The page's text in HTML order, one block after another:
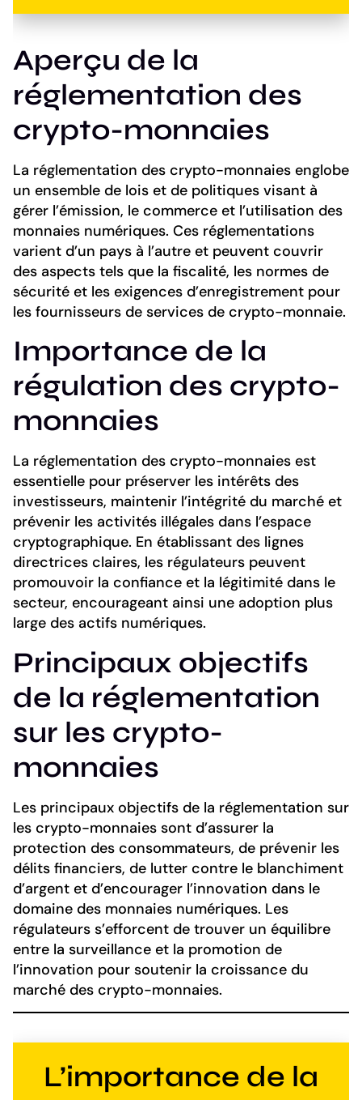
Aperçu de la
réglementation des
crypto-monnaies
La réglementation des crypto-monnaies englobe
un ensemble de lois et de politiques visant à
gérer l’émission, le commerce et l’utilisation des
monnaies numériques. Ces réglementations
varient d’un pays à l’autre et peuvent couvrir
des aspects tels que la fiscalité, les normes de
sécurité et les exigences d’enregistrement pour
les fournisseurs de services de crypto-monnaie.
Importance de la
régulation des crypto-
monnaies
La réglementation des crypto-monnaies est
essentielle pour préserver les intérêts des
investisseurs, maintenir l’intégrité du marché et
prévenir les activités illégales dans l’espace
cryptographique. En établissant des lignes
directrices claires, les régulateurs peuvent
promouvoir la confiance et la légitimité dans le
secteur, encourageant ainsi une adoption plus
large des actifs numériques.
Principaux objectifs
de la réglementation
sur les crypto-
monnaies
Les principaux objectifs de la réglementation sur
les crypto-monnaies sont d’assurer la
protection des consommateurs, de prévenir les
délits financiers, de lutter contre le blanchiment
d’argent et d’encourager l’innovation dans le
domaine des monnaies numériques. Les
régulateurs s’efforcent de trouver un équilibre
entre la surveillance et la promotion de
l’innovation pour soutenir la croissance du
marché des crypto-monnaies.
L’importance de la